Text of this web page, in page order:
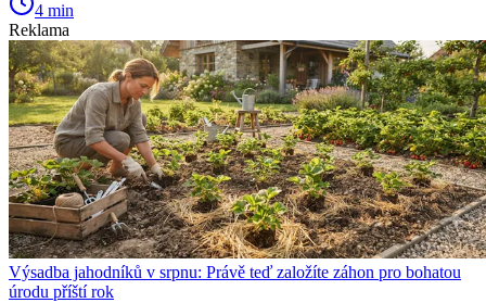
4 min
Reklama
Výsadba jahodníků v srpnu: Právě teď založíte záhon pro bohatou
úrodu příští rok